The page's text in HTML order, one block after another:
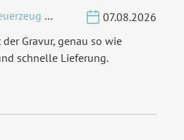
Initialen
07.08.2026
Gravur, genau so wie
schnelle Lieferung.